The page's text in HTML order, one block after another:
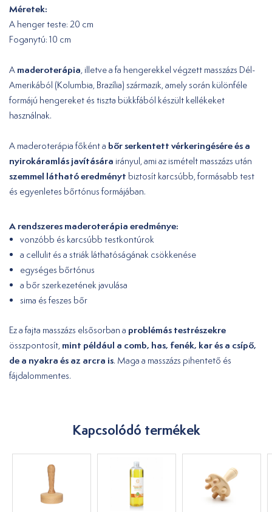
Méretek:
A henger teste: 20 cm
Foganytú: 10 cm
A maderoterápia , illetve a fa hengerekkel végzett masszázs Dél-
Amerikából (Kolumbia, Brazília) származik, amely során különféle
formájú hengereket és tiszta bükkfából készült kellékeket
használnak.
A maderoterápia főként a bőr serkentett vérkeringésére és a
nyirokáramlás javítására irányul, ami az ismételt masszázs után
szemmel látható eredményt biztosít karcsúbb, formásabb test
és egyenletes bőrtónus formájában.
A rendszeres maderoterápia eredménye:
vonzóbb és karcsúbb testkontúrok
a cellulit és a striák láthatóságának csökkenése
egységes bőrtónus
a bőr szerkezetének javulása
sima és feszes bőr
Ez a fajta masszázs elsősorban a problémás testrészekre
összpontosít, mint például a comb, has, fenék, kar és a csípő,
de a nyakra és az arcra is. Maga a masszázs pihentető és
fájdalommentes.
Kapcsolódó termékek